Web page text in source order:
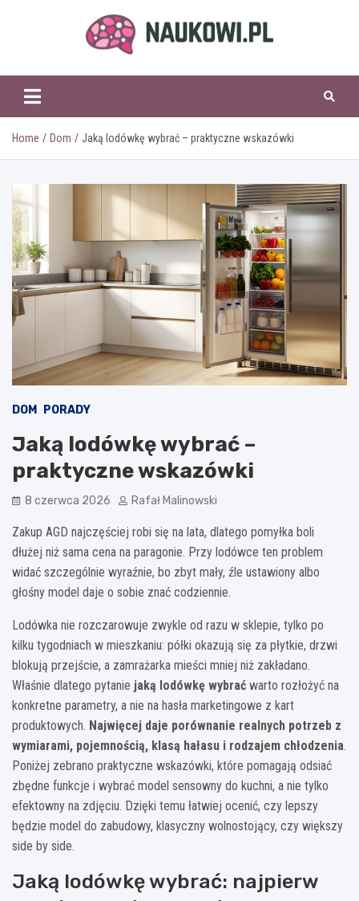
naukowi.pl
Home Dom Jaką lodówkę wybrać – praktyczne wskazówki
DOM PORADY
Jaką lodówkę wybrać –
praktyczne wskazówki
8 czerwca 2026 Rafał Malinowski
Zakup AGD najczęściej robi się na lata, dlatego pomyłka boli
dłużej niż sama cena na paragonie. Przy lodówce ten problem
widać szczególnie wyraźnie, bo zbyt mały, źle ustawiony albo
głośny model daje o sobie znać codziennie.
Lodówka nie rozczarowuje zwykle od razu w sklepie, tylko po
kilku tygodniach w mieszkaniu: półki okazują się za płytkie, drzwi
blokują przejście, a zamrażarka mieści mniej niż zakładano.
Właśnie dlatego pytanie jaką lodówkę wybrać warto rozłożyć na
konkretne parametry, a nie na hasła marketingowe z kart
produktowych. Najwięcej daje porównanie realnych potrzeb z
wymiarami, pojemnością, klasą hałasu i rodzajem chłodzenia.
Poniżej zebrano praktyczne wskazówki, które pomagają odsiać
zbędne funkcje i wybrać model sensowny do kuchni, a nie tylko
efektowny na zdjęciu. Dzięki temu łatwiej ocenić, czy lepszy
będzie model do zabudowy, klasyczny wolnostojący, czy większy
side by side.
Jaką lodówkę wybrać: najpierw